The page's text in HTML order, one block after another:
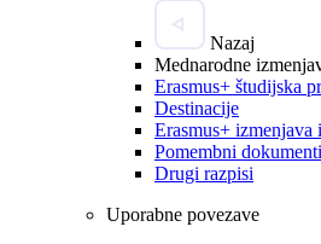
Nazaj
Mednarodne
Erasmus+ študijska
Destinacije
Erasmus+ izmenjava
Pomembni dokumenti
Drugi razpisi
Uporabne povezave